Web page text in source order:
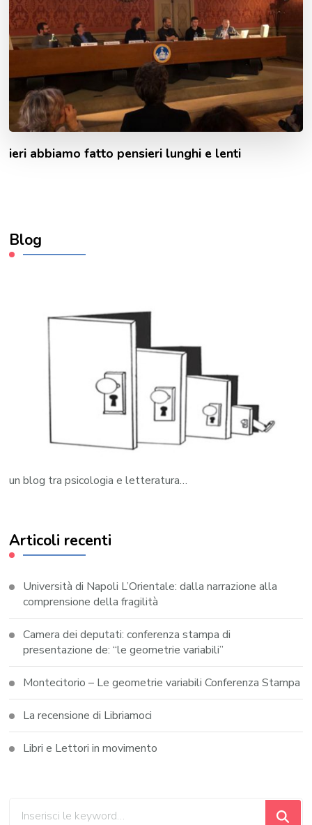
ieri abbiamo fatto pensieri lunghi e lenti
Blog
un blog tra psicologia e letteratura…
Articoli recenti
Università di Napoli L’Orientale: dalla narrazione alla
comprensione della fragilità
Camera dei deputati: conferenza stampa di
presentazione de: “le geometrie variabili”
Montecitorio – Le geometrie variabili Conferenza Stampa
La recensione di Libriamoci
Libri e Lettori in movimento